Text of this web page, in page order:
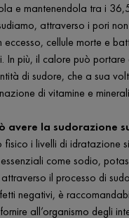
e mantenendola tra i
attraverso i pori
eccesso, cellule morte e
In più, il calore può
di sudore, che a sua
di vitamine e
avere la sudorazione
fisico i livelli di idratazione
come sodio,
il processo di
negativi, è
all’organismo degli